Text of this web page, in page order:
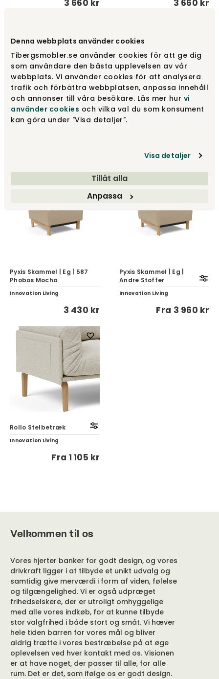
Denna webbplats använder cookies
Tibergsmobler.se använder cookies för att ge dig
som användare den bästa upplevelsen av vår
webbplats. Vi använder cookies för att analysera
trafik och förbättra webbplatsen, anpassa innehåll
och annonser till våra besökare. Läs mer hur vi
använder cookies och vilka val du som konsument
kan göra under "Visa detaljer".
Visa detaljer
Tillåt alla
Anpassa
3 660 kr 3 660 kr
Pyxis Skammel | Eg | 528
Mixed Dance Blue
Pyxis Skammel | Eg | 563
3 430 kr
Pyxis Skammel | Eg | 587
Phobos Mocha
Innovation Living
3 430 kr
Pyxis Skammel | Eg |
Andre Stoffer
Innovation Living
Fra 3 960 kr
Rollo Stelbetræk
Innovation Living
Fra 1 105 kr
Velkommen til os
Vores hjerter banker for godt design, og vores
drivkraft ligger i at tilbyde et unikt udvalg og
samtidig give merværdi i form af viden, følelse
og tilgængelighed. Vi er også udpræget
frihedselskere, der er utroligt omhyggelige
med alle vores indkøb, for at kunne tilbyde
stor valgfrihed i både stort og småt. Vi hæver
hele tiden barren for vores mål og bliver
aldrig trætte i vores bestræbelse på at øge
oplevelsen ved hver kontakt med os. Visionen
er at have noget, der passer til alle, for alle
rum. Det er det, som ifølge os er godt design.